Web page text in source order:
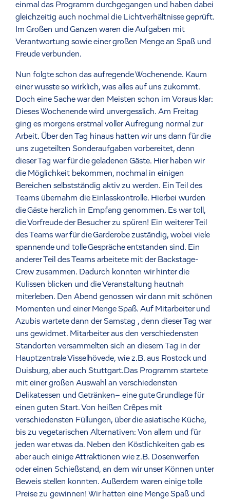
einmal das Programm durchgegangen und haben dabei
gleichzeitig auch nochmal die Lichtverhältnisse geprüft.
Im Großen und Ganzen waren die Aufgaben mit
Verantwortung sowie einer großen Menge an Spaß und
Freude verbunden.
Nun folgte schon das aufregende Wochenende. Kaum
einer wusste so wirklich, was alles auf uns zukommt.
Doch eine Sache war den Meisten schon im Voraus klar:
Dieses Wochenende wird unvergesslich. Am Freitag
ging es morgens erstmal voller Aufregung normal zur
Arbeit. Über den Tag hinaus hatten wir uns dann für die
uns zugeteilten Sonderaufgaben vorbereitet, denn
dieser Tag war für die geladenen Gäste. Hier haben wir
die Möglichkeit bekommen, nochmal in einigen
Bereichen selbstständig aktiv zu werden. Ein Teil des
Teams übernahm die Einlasskontrolle. Hierbei wurden
die Gäste herzlich in Empfang genommen. Es war toll,
die Vorfreude der Besucher zu spüren! Ein weiterer Teil
des Teams war für die Garderobe zuständig, wobei viele
spannende und tolle Gespräche entstanden sind. Ein
anderer Teil des Teams arbeitete mit der Backstage-
Crew zusammen. Dadurch konnten wir hinter die
Kulissen blicken und die Veranstaltung hautnah
miterleben. Den Abend genossen wir dann mit schönen
Momenten und einer Menge Spaß. Auf Mitarbeiter und
Azubis wartete dann der Samstag , denn dieser Tag war
uns gewidmet. Mitarbeiter aus den verschiedensten
Standorten versammelten sich an diesem Tag in der
Hauptzentrale Visselhövede, wie z.B. aus Rostock und
Duisburg, aber auch Stuttgart.Das Programm startete
mit einer großen Auswahl an verschiedensten
Delikatessen und Getränken– eine gute Grundlage für
einen guten Start. Von heißen Crêpes mit
verschiedensten Füllungen, über die asiatische Küche,
bis zu vegetarischen Alternativen: Von allem und für
jeden war etwas da. Neben den Köstlichkeiten gab es
aber auch einige Attraktionen wie z.B. Dosenwerfen
oder einen Schießstand, an dem wir unser Können unter
Beweis stellen konnten. Außerdem waren einige tolle
Preise zu gewinnen! Wir hatten eine Menge Spaß und